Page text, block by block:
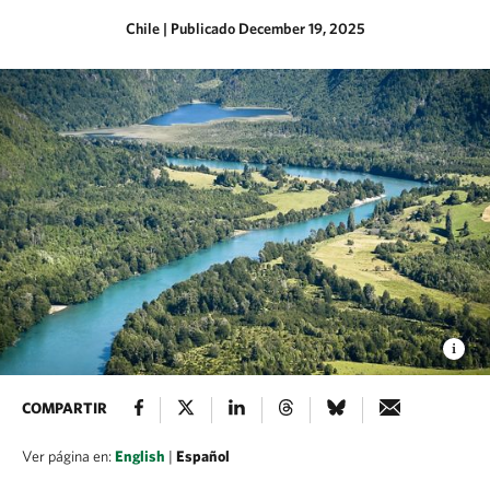
Chile| Publicado December 19, 2025
COMPARTIR
Ver página en:English | Español